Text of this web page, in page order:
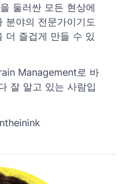
둘러싼 모든 현상에
분야의 전문가이기도
더 즐겁게 만들 수 있
Management로 바
잘 알고 있는 사람입